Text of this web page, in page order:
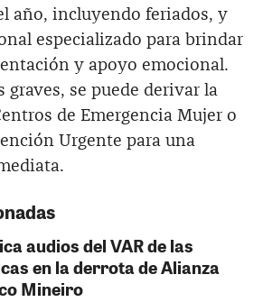
año, incluyendo feriados, y
especializado para brindar
y apoyo emocional.
graves, se puede derivar la
de Emergencia Mujer o
Urgente para una
audios del VAR de las
en la derrota de Alianza
Mineiro